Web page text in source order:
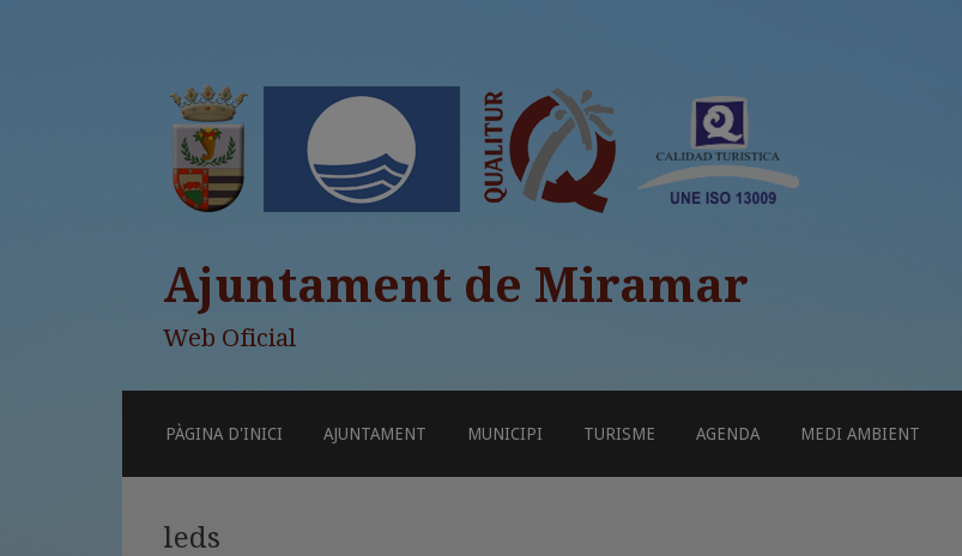
Ajuntament de Miramar
Web Oficial
SKIP
CONTENT
PÀGINA D'INICI AJUNTAMENT MUNICIPI TURISME AGENDA MEDI AMBIENT
leds